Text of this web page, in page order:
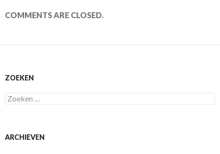
COMMENTS ARE CLOSED.
ZOEKEN
Zoeken
naar:
ARCHIEVEN